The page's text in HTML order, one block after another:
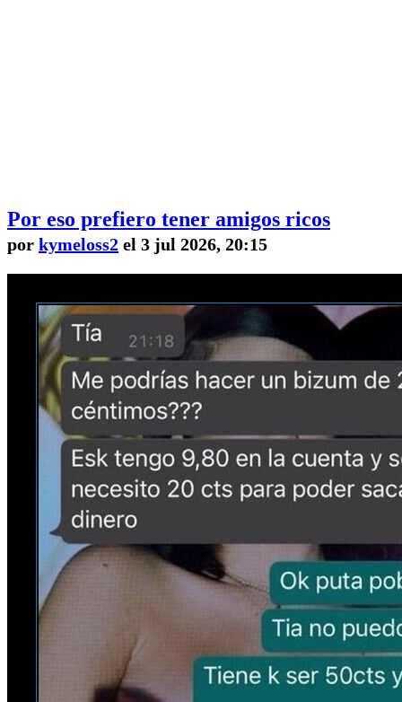
Por eso prefiero tener amigos ricos
por kymeloss2 el 3 jul 2026, 20:15